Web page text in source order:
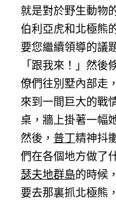
就是對於野生動物
伯利亞虎和北極熊
要您繼續領導的議
「跟我來！」然後
僚們往別墅內部走
來到一間巨大的戰
桌，牆上掛著一幅
然後， 普丁精神抖
們在各個地方做了
瑟夫地群島的時候，
要去那裏抓北極熊，